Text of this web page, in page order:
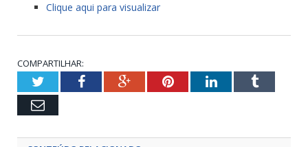
Clique aqui para visualizar
COMPARTILHAR:
TwitterFacebookGoogle+PinterestLinkedInTumblr
Email